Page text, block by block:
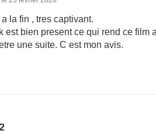
la fin , tres captivant.
est bien present ce qui rend ce film
une suite. C est mon avis.